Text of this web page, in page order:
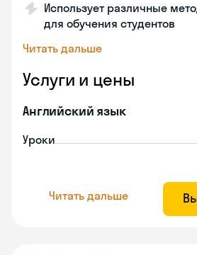
Использует различные
для обучения студентов
Читать дальше
Услуги и цены
Английский язык
Уроки
Читать дальше